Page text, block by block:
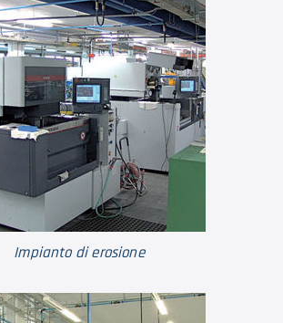
Impianto di erosione